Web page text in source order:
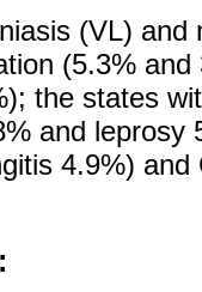
(VL)
(5.3%
the states
and leprosy
4.9%)